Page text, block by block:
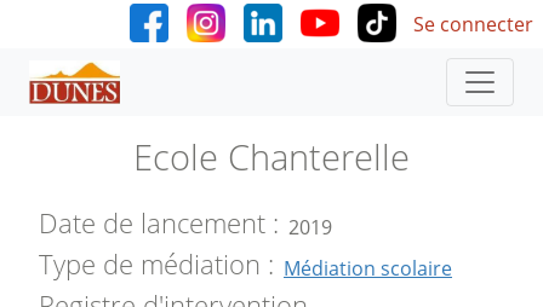
Aller au contenu principal User
Se connecter
Ecole Chanterelle
Date de lancement 2019
Type de médiation Médiation scolaire